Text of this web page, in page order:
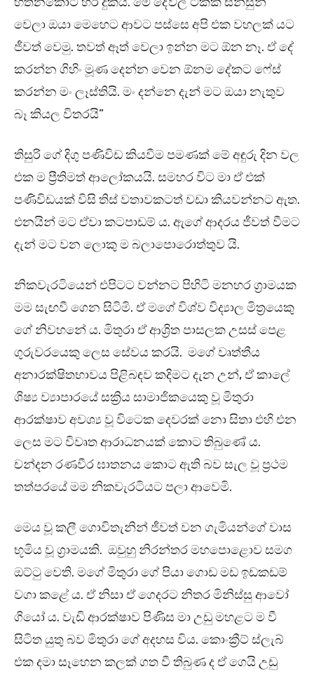
වෙලා ඔයා මෙහෙට ආවට පස්සෙ අපි එක වහලක් යට
ජීවත් වෙමු. තවත් ඈත් වෙලා ඉන්න මට ඕන නෑ. ඒ දේ
කරන්න ගිහිං මූණ දෙන්න වෙන ඕනම දේකට ෆේස්
කරන්න මං ලෑස්තියි. මං දන්නෙ දැන් මට ඔයා නැතුව
බෑ කියල විතරයි”
තිසුරි ගේ දිගු පණිවිඩ කියවීම පමණක් මේ අඳුරු දින වල
එක ම ප්‍රීතිමත් ආලෝකයයි. සමහර විට මා ඒ එක්
පණිවිඩයක් විසි තිස් වතාවකටත් වඩා කියවන්නට ඇත.
එනයින් මට ඒවා කටපාඩම් ය. ඇගේ ආදරය ජීවත් වීමට
දැන් මට වන ලොකු ම බලාපොරොත්තුව යි.
නිකවැරටියෙන් එපිටට වන්නට පිහිටි මනහර ග්‍රාමයක
මම සැඟවී ගෙන සිටිමි. ඒ මගේ විශ්ව විද්‍යාල මිත්‍රයෙකු
ගේ නිවහනේ ය. මිතුරා ඒ ආශ්‍රිත පාසලක උසස් පෙළ
ගුරුවරයෙකු ලෙස සේවය කරයි. මගේ වෘත්තීය
අනාරක්ෂිතභාවය පිළිබඳව කදිමට දැන උන්, ඒ කාලේ
ශිෂ්‍ය ව්‍යාපාරයේ සක්‍රිය සාමාජිකයෙකු වූ මිතුරා
ආරක්ෂාව අවශ්‍ය වූ විටෙක දෙවරක් නො සිතා එහි එන
ලෙස මට විවෘත ආරාධනයක් කොට තිබුණේ ය.
චන්දන රණවීර ඝාතනය කොට ඇති බව සැල වූ ප්‍රථම
තත්පරයේ මම නිකවැරටියට පලා ආවෙමි.
මෙය වූ කලී ගොවිතැනින් ජීවත් වන ගැමියන්ගේ වාස
භූමිය වූ ග්‍රාමයකි. ඔවුහු නිරන්තර මහපොළොව සමග
ඔට්ටු වෙති. මගේ මිතුරා ගේ පියා ගොඩ මඩ ඉඩකඩම්
වගා කළේ ය. ඒ නිසා ඒ ගෙදරට නිතර මිනිස්සු ආවෝ
ගියෝ ය. වැඩි ආරක්ෂාව පිණිස මා උඩු මහළට ම වී
සිටිත යුතු බව මිතුරා ගේ අදහස විය. කොංක්‍රීට් ස්ලැබ්
එක දමා සෑහෙන කලක් ගත වී තිබුණ ද ඒ ගෙයි උඩු